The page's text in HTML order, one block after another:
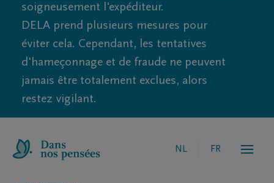
soigneusement l'expéditeur.
DELA prend plusieurs mesures pour
éviter cela. Cependant, les tentatives
d'hameçonnage et de fraude ne peuvent
jamais être totalement exclues, alors
restez vigilant.
NL FR